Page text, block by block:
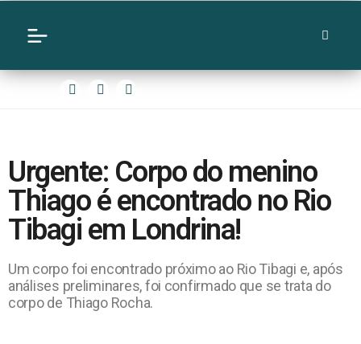
Urgente: Corpo do menino
Thiago é encontrado no Rio
Tibagi em Londrina!
Um corpo foi encontrado próximo ao Rio Tibagi e, após
análises preliminares, foi confirmado que se trata do
corpo de Thiago Rocha.